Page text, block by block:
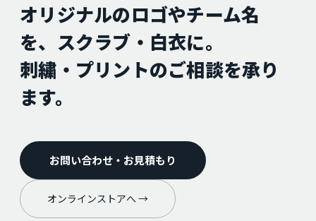
オリジナルのロゴやチーム名
を、スクラブ・白衣に。
刺繍・プリントのご相談を承り
ます。
お問い合わせ・お見積もり
オンラインストアへ →